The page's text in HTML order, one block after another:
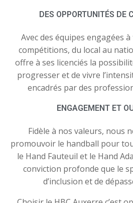
DES OPPORTUNITÉS DE
Avec des équipes engagées
compétitions, du local au
offre à ses licenciés la
progresser et de vivre
encadrés par des
ENGAGEMENT ET
Fidèle à nos valeurs, nous
promouvoir le handball pour
le Hand Fauteuil et le Hand
conviction profonde que le
d’inclusion et de